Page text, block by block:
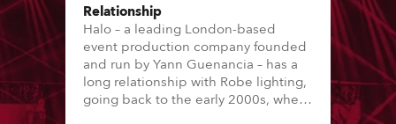
Relationship
Halo – a leading London-based
event production company founded
and run by Yann Guenancia – has a
long relationship with Robe lighting,
going back to the early 2000s, when